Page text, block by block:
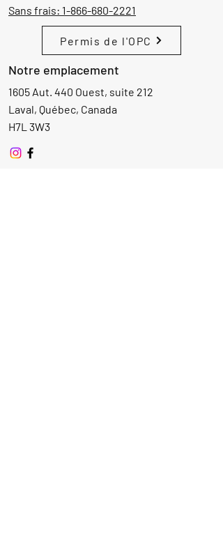
Sans frais: 1-866-680-2221
Permis de l'OPC
Notre emplacement
1605 Aut. 440 Ouest, suite 212
Laval, Québec, Canada
H7L 3W3